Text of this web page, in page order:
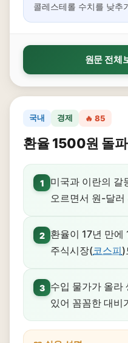
콜레스테롤 수치를 낮추
원문 전체
국내 경제 🔥 85
환율 1500원 돌
1
미국과 이란의 갈
오르면서 원-달
2
환율이 17년 만
주식시장(코스피)
3
수입 물가가 올라
있어 꼼꼼한 대비